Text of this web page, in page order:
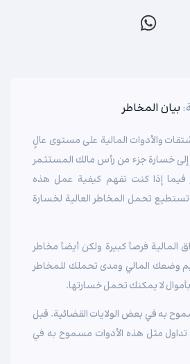
بيان المخاطر
والأدوات المالية على مستوى عالٍ
خسارة جزء من رأس مالك المستثمر
إذا كنت تفهم كيفية عمل هذه
تحمل المخاطر العالية لخسارة
المالية فرصاً كبيرة ولكن أيضاً مخاطر
وضعك المالي ومدى تحملك للمخاطر
لا يمكنك تحمل خسارتها.
به في بعض الولايات القضائية. قبل
تداول مثل هذه الأدوات مسموح به في